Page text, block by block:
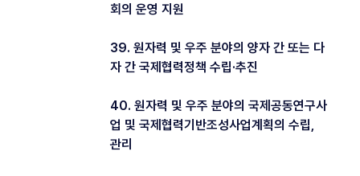
회의 운영 지원
39. 원자력 및 우주 분야의 양자 간 또는 다
자 간 국제협력정책 수립·추진
40. 원자력 및 우주 분야의 국제공동연구사
업 및 국제협력기반조성사업계획의 수립,
관리